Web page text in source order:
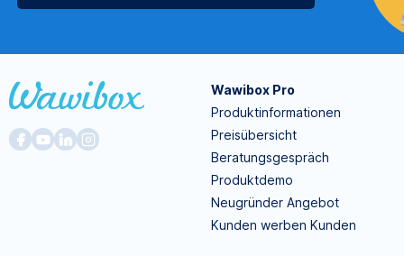
Wawibox Pro
Produktinformationen
Preisübersicht
Beratungsgespräch
Produktdemo
Neugründer Angebot
Kunden werben Kunden